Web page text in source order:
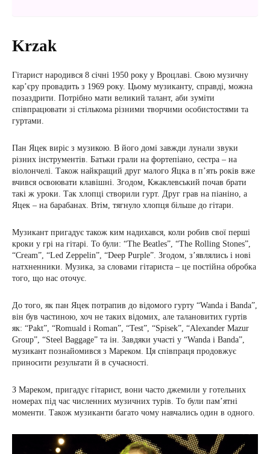
Krzak
Гітарист народився 8 січні 1950 року у Вроцлаві. Свою музичну
кар’єру провадить з 1969 року. Цьому музиканту, справді, можна
позаздрити. Потрібно мати великий талант, аби зуміти
співпрацювати зі стількома різними творчими особистостями та
гуртами.
Пан Яцек виріс з музикою. В його домі завжди лунали звуки
різних інструментів. Батьки грали на фортепіано, сестра – на
віолончелі. Також найкращий друг малого Яцка в п’ять років вже
вчився освоювати клавішні. Згодом, Кжаклевський почав брати
такі ж уроки. Так хлопці створили гурт. Друг грав на піаніно, а
Яцек – на барабанах. Втім, тягнуло хлопця більше до гітари.
Музикант пригадує також ким надихався, коли робив свої перші
кроки у грі на гітарі. То були: “The Beatles”, “The Rolling Stones”,
“Cream”, “Led Zeppelin”, “Deep Purple”. Згодом, з’являлись і нові
натхненники. Музика, за словами гітариста – це постійна обробка
того, що нас оточує.
До того, як пан Яцек потрапив до відомого гурту “Wanda i Banda”,
він був частиною, хоч не таких відомих, але талановитих гуртів
як: “Pakt”, “Romuald i Roman”, “Test”, “Spisek”, “Alexander Mazur
Group”, “Steel Baggage” та ін. Завдяки участі у “Wanda i Banda”,
музикант познайомився з Мареком. Ця співпраця продовжує
приносити результати й в сучасності.
З Мареком, пригадує гітарист, вони часто джемили у готельних
номерах під час численних музичних турів. То були пам’ятні
моменти. Також музиканти багато чому навчались один в одного.